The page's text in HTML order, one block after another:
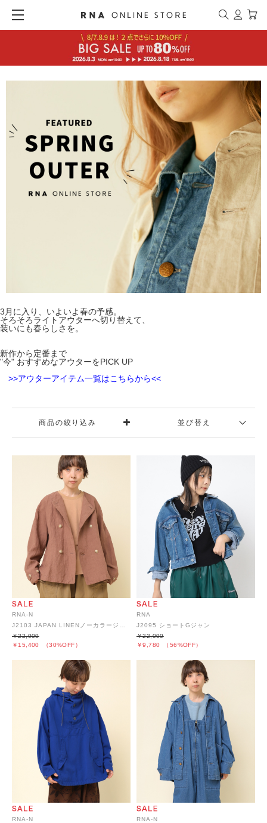
3月に入り、いよいよ春の予感。
そろそろライトアウターへ切り替えて、
装いにも春らしさを。
新作から定番まで
"今" おすすめなアウターをPICK UP
>>アウターアイテム一覧はこちらから<<
商品の絞り込み 並び替え
RNA-N
￥15,400 （30%OFF）
￥22,000
RNA
J2095 ショートGジャン
￥9,780 （56%OFF）
￥22,000
RNA-N
RNA-N